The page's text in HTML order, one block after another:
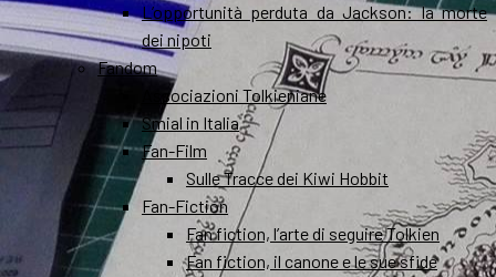
L’opportunità perduta da Jackson: la morte
dei nipoti
Fandom
Associazioni Tolkieniane
Smial in Italia
Fan-Film
Sulle Tracce dei Kiwi Hobbit
Fan-Fiction
Fan fiction, l’arte di seguire Tolkien
Fan fiction, il canone e le sue sfide